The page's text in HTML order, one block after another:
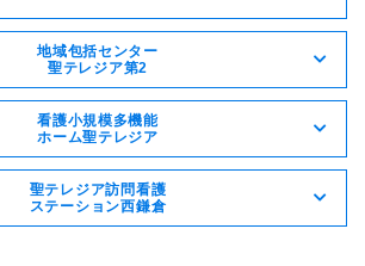
地域包括センター
聖テレジア第2
看護小規模多機能
ホーム聖テレジア
聖テレジア訪問看護
ステーション西鎌倉